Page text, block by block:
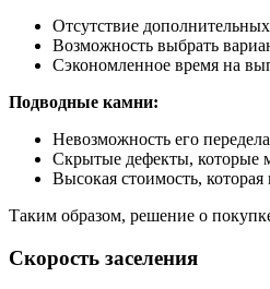
Отсутствие
Возможность выбрать
Сэкономленное время на
Подводные камни:
Невозможность его
Скрытые дефекты, которые
Высокая стоимость,
Таким образом, решение о
Скорость заселения